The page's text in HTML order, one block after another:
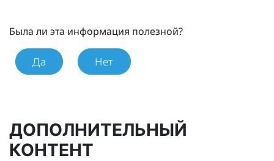
Была ли эта информация полезной?
Да Нет
ДОПОЛНИТЕЛЬНЫЙ
КОНТЕНТ